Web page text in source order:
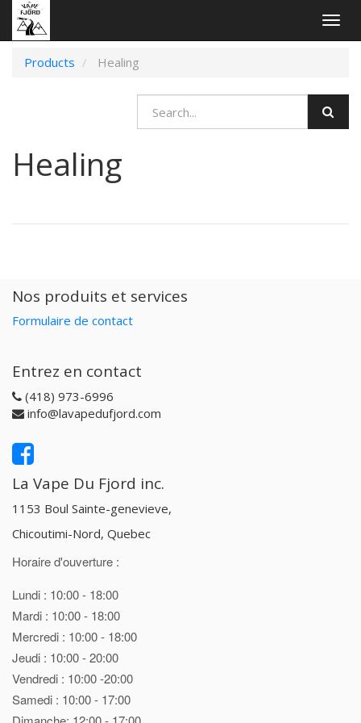
Products
Healing
Healing
Nos produits et services
Formulaire de contact
Entrez en contact
(418) 973-6996
info@lavapedufjord.com
La Vape Du Fjord inc.
1153 Boul Sainte-genevieve,
Chicoutimi-Nord, Quebec
Horaire d'ouverture :
Lundi : 10:00 - 18:00
Mardi : 10:00 - 18:00
Mercredi : 10:00 - 18:00
Jeudi : 10:00 - 20:00
Vendredi : 10:00 -20:00
Samedi : 10:00 - 17:00